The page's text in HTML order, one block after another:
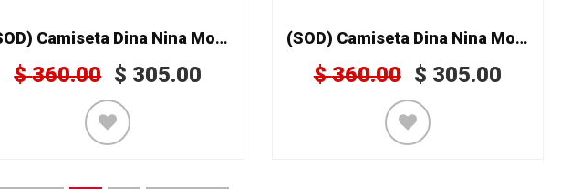
(SOD) Camiseta Dina Nina Mod. 201
$360.00 $ 305.00
(SOD) Camiseta Dina Nina Mod. 212
$360.00 $ 305.00